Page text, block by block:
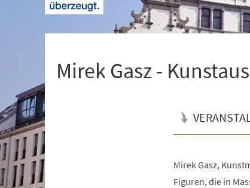
Mirek Gasz -
Mirek Gasz,
Figuren, die in